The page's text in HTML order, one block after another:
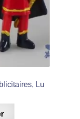
Lu